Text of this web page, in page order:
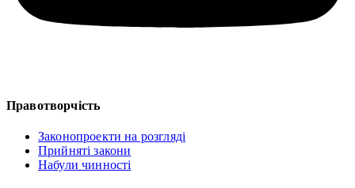
Правотворчість
Законопроекти на розгляді
Прийняті закони
Набули чинності